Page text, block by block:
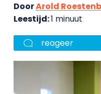
DoorArold
Leestijd:1 minuut
reageer